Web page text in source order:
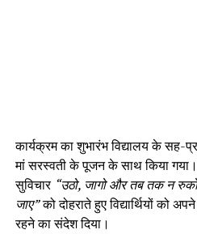
कार्यक्रम का शुभारंभ विद्यालय के सह-
मां सरस्वती के पूजन के साथ किया गया।
सुविचार “उठो, जागो और तब तक न
जाए”को दोहराते हुए विद्यार्थियों को
रहने का संदेश दिया।